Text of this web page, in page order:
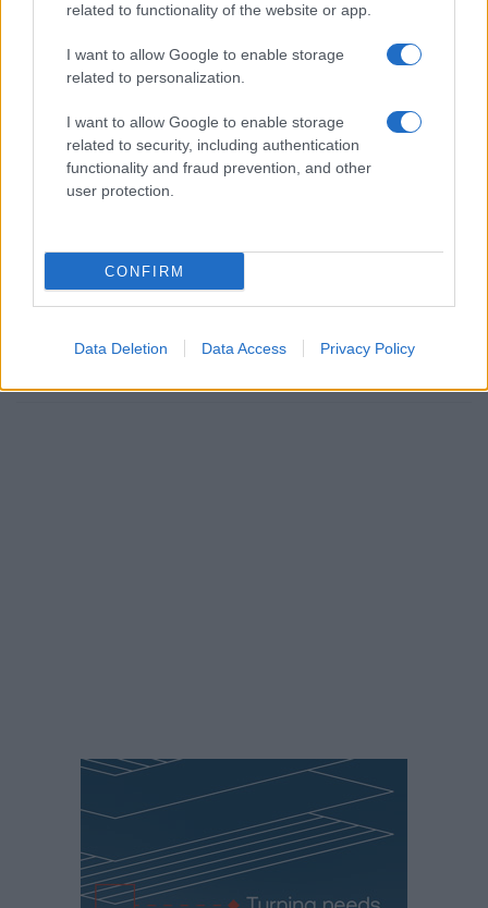
related to functionality of the website or app.
I want to allow Google to enable storage
related to personalization.
I want to allow Google to enable storage
related to security, including authentication
functionality and fraud prevention, and other
user protection.
CONFIRM
Data Deletion Data Access Privacy Policy
ΚΟΙΝΩΝΊΑ
Διοικητής της Τροχαίας Πτολεμαΐδας Σπύρος
Τάσιος